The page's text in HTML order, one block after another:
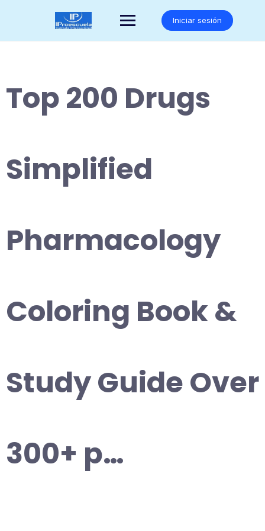
Iniciar sesión
Top 200 Drugs
Simplified
Pharmacology
Coloring Book &
Study Guide Over
300+ p…